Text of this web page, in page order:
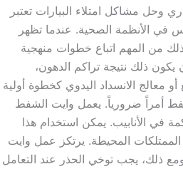
مشاكل امتلاء البيارات تعتبر
في الأنظمة الصحية. عندما تظهر
من المهم اتباع خطوات منهجية
ذلك نتيجة تراكم الدهون،
معالج الانسداد اليدوي كخطوة أولية
أمراً ضرورياً. يعمل وايت الشفط
في الأنابيب. يمكن استخدام هذا
المحيطة. يرتكز عمل وايت
ذلك، يجب توخي الحذر عند التعامل